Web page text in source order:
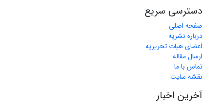
دسترسی سریع
صفحه اصلی
درباره نشریه
اعضای هیات تحریریه
ارسال مقاله
تماس با ما
نقشه سایت
آخرین اخبار